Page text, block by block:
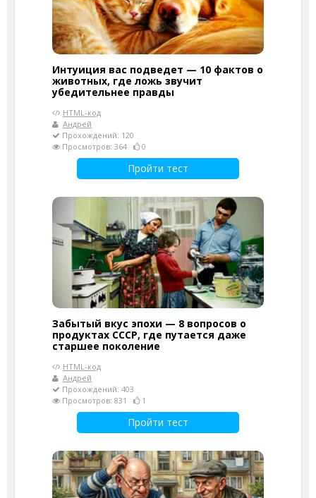
Интуиция вас подведет — 10 фактов о
животных, где ложь звучит
убедительнее правды
HTML-код
Андрей
Прохождений: 120
Просмотров: 364
0
Пройти тест
Забытый вкус эпохи — 8 вопросов о
продуктах СССР, где путается даже
старшее поколение
HTML-код
Андрей
Прохождений: 403
Просмотров: 831
1
Пройти тест